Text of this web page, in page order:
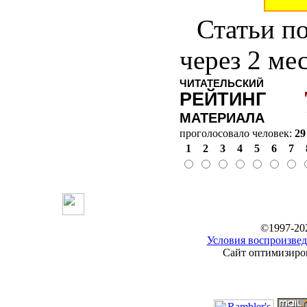
Статьи
через 2
ЧИТАТЕЛЬСКИЙ
РЕЙТИНГ
МАТЕРИАЛА
проголосовало человек: 29
1
2 3 4 5 6 7
©1997-
Условия
Сайт